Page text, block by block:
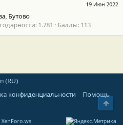
19 Июн 2022
Бутово
1.781 Баллы 113
(RU)
конфиденциальности Помощь
XenForo.ws